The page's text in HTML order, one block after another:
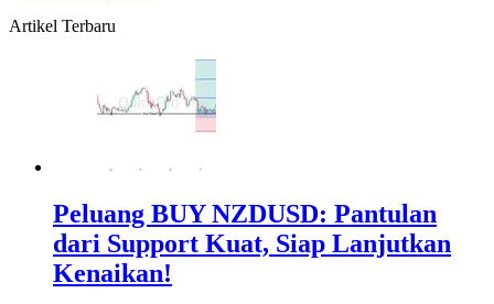
Artikel Terbaru
Peluang BUY NZDUSD: Pantulan
dari Support Kuat, Siap Lanjutkan
Kenaikan!